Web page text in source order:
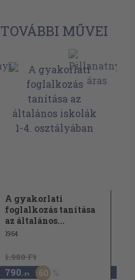
MŰVEI
A gyakorlati
foglalkozás tanítása
az általános...
1964
1.980 Ft
790 ,-Ft 60